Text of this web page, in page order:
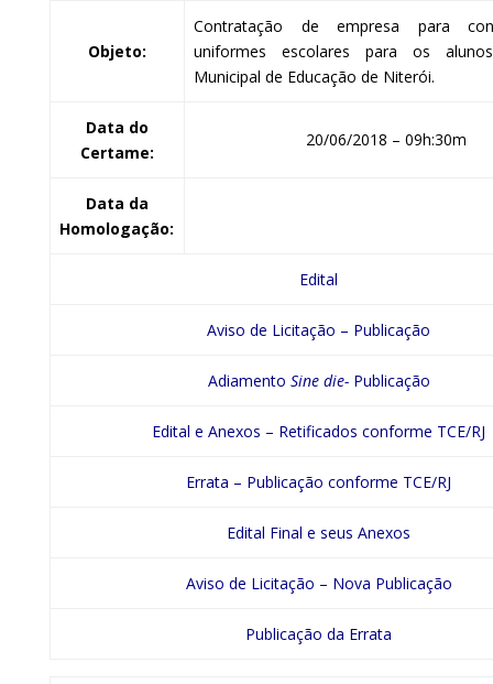
Objeto:
Contratação de empresa para
uniformes escolares para os
Municipal de Educação de Niterói.
Data do
Certame:
20/06/2018 – 09h:30m
Data da
Homologação:
Edital
Aviso de Licitação – Publicação
Adiamento Sine die- Publicação
Edital e Anexos – Retificados conforme TCE/RJ
Errata – Publicação conforme TCE/RJ
Edital Final e seus Anexos
Aviso de Licitação – Nova Publicação
Publicação da Errata